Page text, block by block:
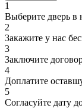
1
Выберите дверь в
2
Закажите у нас
3
Заключите
4
Доплатите
5
Согласуйте дату